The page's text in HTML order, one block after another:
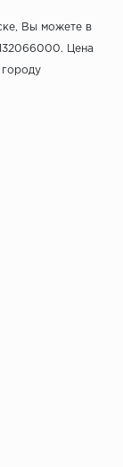
Вы можете в
Цена